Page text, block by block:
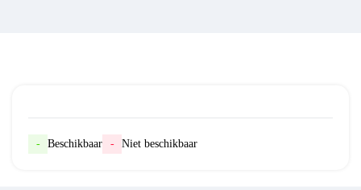
- Beschikbaar - Niet beschikbaar